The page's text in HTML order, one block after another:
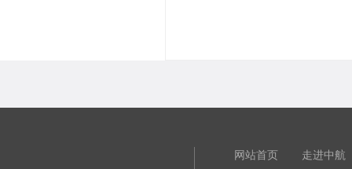
网站首页 走进中航